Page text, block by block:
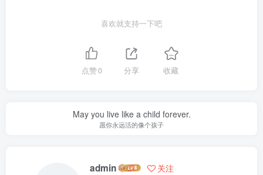
喜欢就支持一下吧
点赞0 分享 收藏
May you live like a child forever.
愿你永远活的像个孩子
admin 关注